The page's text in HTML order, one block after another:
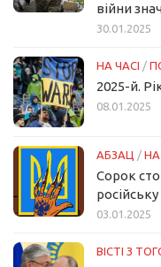
війни
30.01.2025
НА ЧАСІ /
2025-й.
08.01.2025
АБЗАЦ / НА
Сорок
03.01.2025
ВІСТІ З